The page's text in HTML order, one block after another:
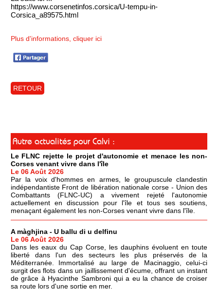
https://www.corsenetinfos.corsica/U-tempu-in-
Corsica_a89575.html
Plus d'informations, cliquer ici
RETOUR
Autre actualités pour Calvi :
Le FLNC rejette le projet d'autonomie et menace les non-
Corses venant vivre dans l'île
Le 06 Août 2026
Par la voix d'hommes en armes, le groupuscule clandestin
indépendantiste Front de libération nationale corse - Union des
Combattants (FLNC-UC) a vivement rejeté l'autonomie
actuellement en discussion pour l'île et tous ses soutiens,
menaçant également les non-Corses venant vivre dans l'île.
A màghjina - U ballu di u delfinu
Le 06 Août 2026
Dans les eaux du Cap Corse, les dauphins évoluent en toute
liberté dans l'un des secteurs les plus préservés de la
Méditerranée. Immortalisé au large de Macinaggio, celui-ci
surgit des flots dans un jaillissement d'écume, offrant un instant
de grâce à Hyacinthe Sambroni qui a eu la chance de croiser
sa route lors d'une sortie en mer.